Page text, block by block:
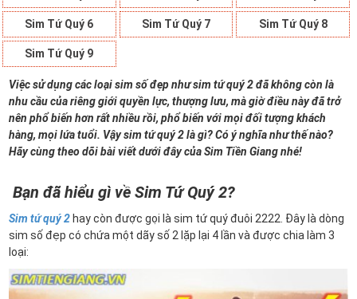
Sim Tứ Quý 6 Sim Tứ Quý 7 Sim Tứ Quý 8
Sim Tứ Quý 9
Việc sử dụng các loại sim số đẹp như sim tứ quý 2 đã không còn là
nhu cầu của riêng giới quyền lực, thượng lưu, mà giờ điều này đã trở
nên phổ biến hơn rất nhiều rồi, phổ biến với mọi đối tượng khách
hàng, mọi lứa tuổi. Vậy sim tứ quý 2 là gì? Có ý nghĩa như thế nào?
Hãy cùng theo dõi bài viết dưới đây của Sim Tiền Giang nhé!
Bạn đã hiểu gì về Sim Tứ Quý 2?
Sim tứ quý 2 hay còn được gọi là sim tứ quý đuôi 2222. Đây là dòng
sim số đẹp có chứa một dãy số 2 lặp lại 4 lần và được chia làm 3
loại: